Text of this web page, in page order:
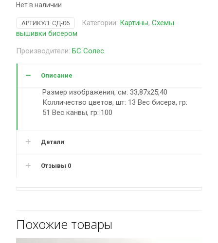
Нет в наличии
АРТИКУЛ: СД-06 Категории: Картины, Схемы
вышивки бисером
Производители: БС Солес
Описание
Размер изображения, см: 33,87х25,40
Колличество цветов, шт: 13 Вес бисера, гр:
51 Вес канвы, гр: 100
Детали
Отзывы 0
Похожие товары